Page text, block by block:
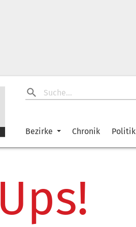
Bezirke Chronik Politik
Ups!